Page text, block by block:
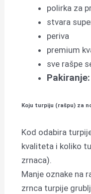
polirka za
stvara
periva
premium
sve rašpe
Koju turpiju (rašpu) za
Kod odabira
kvaliteta i koliko
zrnaca).
Manje oznake na
zrnca turpije